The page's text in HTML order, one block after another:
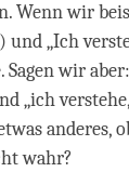
Wenn wir
und „Ich
wir
„ich
anderes,
wahr?